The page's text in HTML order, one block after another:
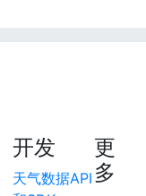
开发
天气数据API
更
多